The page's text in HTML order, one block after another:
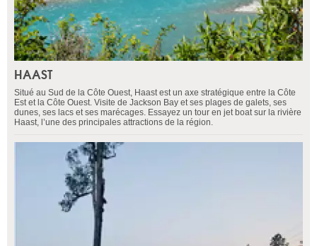
HAAST
Situé au Sud de la Côte Ouest, Haast est un axe stratégique entre la Côte
Est et la Côte Ouest. Visite de Jackson Bay et ses plages de galets, ses
dunes, ses lacs et ses marécages. Essayez un tour en jet boat sur la rivière
Haast, l’une des principales attractions de la région.